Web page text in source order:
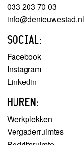
033 203 70 03
info@denieuwestad.nl
SOCIAL:
Facebook
Instagram
Linkedin
HUREN:
Werkplekken
Vergaderruimtes